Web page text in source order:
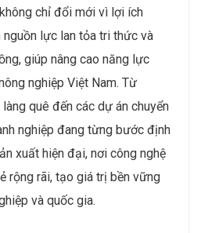
chỉ đổi mới vì lợi ích
nguồn lực lan tỏa tri thức và
giúp nâng cao năng lực
nghiệp Việt Nam. Từ
quê đến các dự án chuyển
nghiệp đang từng bước định
xuất hiện đại, nơi công nghệ
rộng rãi, tạo giá trị bền vững
và quốc gia.